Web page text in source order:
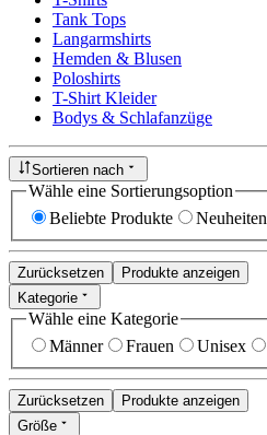
Tank Tops
Langarmshirts
Hemden & Blusen
Poloshirts
T-Shirt Kleider
Bodys & Schlafanzüge
Sortieren nach
Wähle eine Sortierungsoption
Beliebte Produkte
Neuheiten
Zurücksetzen
Produkte anzeigen
Kategorie
Wähle eine Kategorie
Männer
Frauen Unisex
Zurücksetzen
Produkte anzeigen
Größe